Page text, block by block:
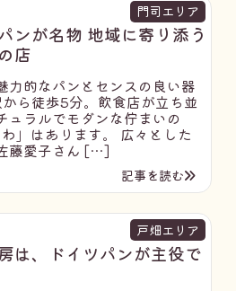
門司エリア
ンが名物 地域に寄り添う
店
力的なパンとセンスの良い器
ら徒歩5分。飲食店が立ち並
ュラルでモダンな佇まいの
わ」はあります。 広々とした
藤愛子さん […]
記事を読む
戸畑エリア
は、ドイツパンが主役で